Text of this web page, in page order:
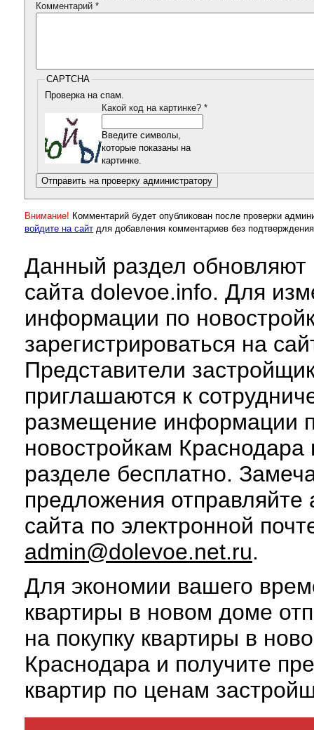
Комментарий *
CAPTCHA
Проверка на спам.
Какой код на картинке? *
Введите символы,
которые показаны на
картинке.
Внимание! Комментарий будет опубликован после проверки
войдите на сайт для добавления комментариев без
Данный раздел обновляют
сайта dolevoe.info. Для
информации по
зарегистрироваться на
Представители
приглашаются к
размещение информации
новостройкам
разделе бесплатно.
предложения отправляйте
сайта по электронной
admin@dolevoe.net.ru.
Для экономии вашего
квартиры в новом доме
на покупку квартиры в
Краснодара и получите
квартир по ценам